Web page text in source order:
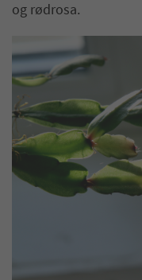
og rødrosa.